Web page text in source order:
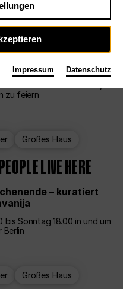
Haus
zu feiern
Großes Haus
LIVE HERE
– kuratiert
bis Sonntag 18.00 in und um
Berlin
Großes Haus
Impressum Datenschutz